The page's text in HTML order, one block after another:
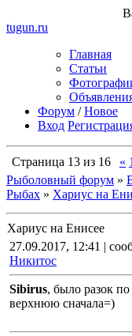
tugun.ru
Главная
Статьи
Форум /Новое
Вход
Страница 13 из 16 « 1
Рыболовный форум »
Рыбах » Хариус на
Хариус на Енисее
27.09.2017, 12:41 |
Никитос
Sibirus, было разок
верхнюю сначала=)